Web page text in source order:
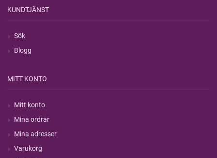
KUNDTJÄNST
Sök
Blogg
MITT KONTO
Mitt konto
Mina ordrar
Mina adresser
Varukorg